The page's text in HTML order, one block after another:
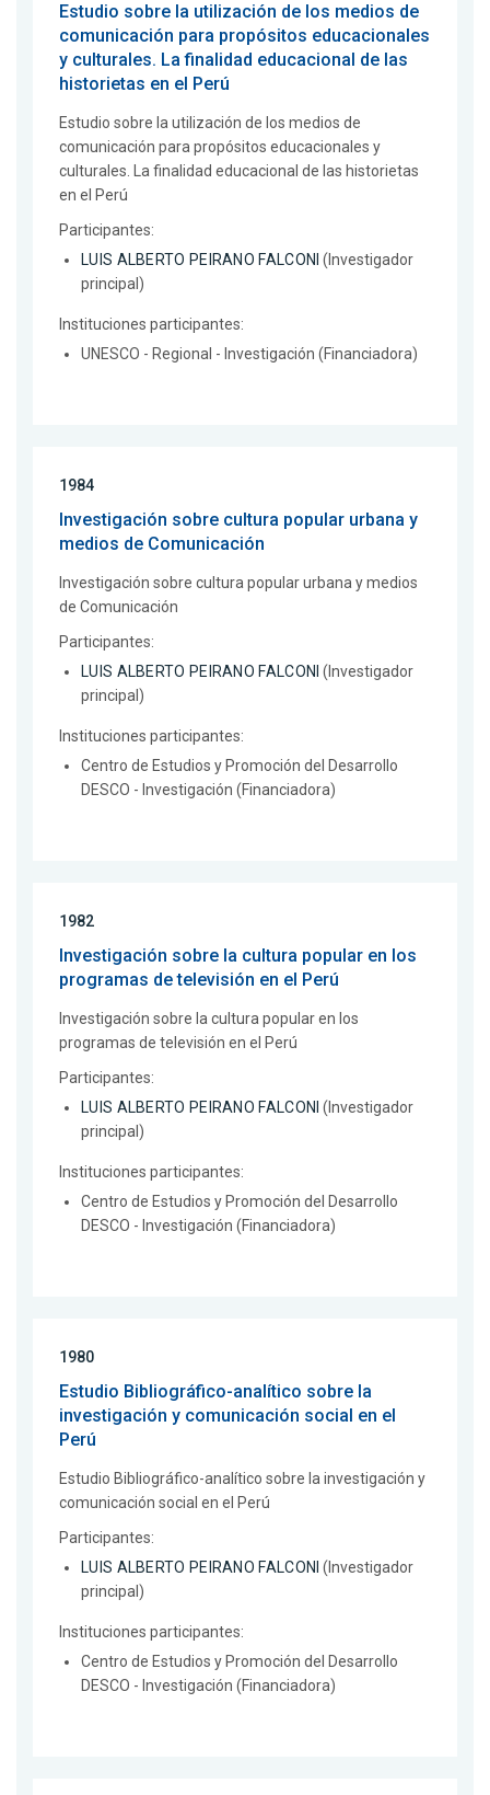
Estudio sobre la utilización de los medios de
comunicación para propósitos educacionales
y culturales. La finalidad educacional de las
historietas en el Perú
Estudio sobre la utilización de los medios de
comunicación para propósitos educacionales y
culturales. La finalidad educacional de las historietas
en el Perú
Participantes:
LUIS ALBERTO PEIRANO FALCONI (Investigador
principal)
Instituciones participantes:
UNESCO - Regional - Investigación (Financiadora)
1984
Investigación sobre cultura popular urbana y
medios de Comunicación
Investigación sobre cultura popular urbana y medios
de Comunicación
Participantes:
LUIS ALBERTO PEIRANO FALCONI (Investigador
principal)
Instituciones participantes:
Centro de Estudios y Promoción del Desarrollo
DESCO - Investigación (Financiadora)
1982
Investigación sobre la cultura popular en los
programas de televisión en el Perú
Investigación sobre la cultura popular en los
programas de televisión en el Perú
Participantes:
LUIS ALBERTO PEIRANO FALCONI (Investigador
principal)
Instituciones participantes:
Centro de Estudios y Promoción del Desarrollo
DESCO - Investigación (Financiadora)
1980
Estudio Bibliográfico-analítico sobre la
investigación y comunicación social en el
Perú
Estudio Bibliográfico-analítico sobre la investigación y
comunicación social en el Perú
Participantes:
LUIS ALBERTO PEIRANO FALCONI (Investigador
principal)
Instituciones participantes:
Centro de Estudios y Promoción del Desarrollo
DESCO - Investigación (Financiadora)